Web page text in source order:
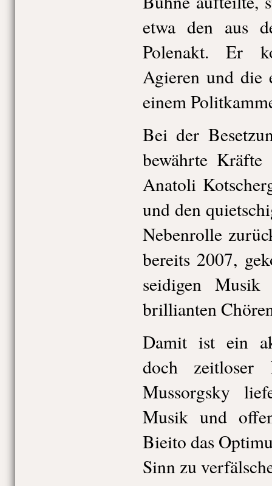
etwa den aus
Polenakt. Er
Agieren und die
einem
Bei der
bewährte Kräfte
Anatoli
und den
Nebenrolle
bereits 2007,
seidigen
brillianten
Damit ist ein
doch zeitloser
Mussorgsky
Musik und
Bieito das
Sinn zu